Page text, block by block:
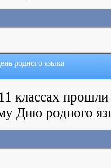
родного языка
классах
Дню родного